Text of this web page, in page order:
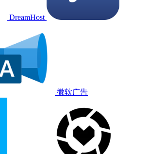
DreamHost
微软广告